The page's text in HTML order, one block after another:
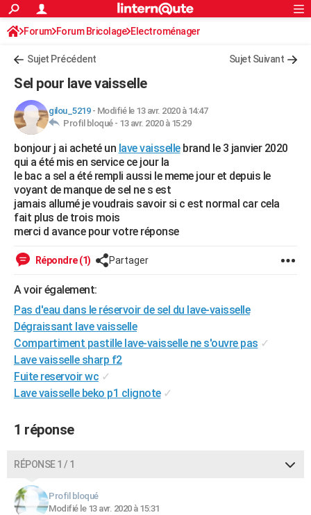
ACTUALITÉS
Politique
Société
Faits Divers
Education
Monde
Villes
+
FINANCE
Retraite
Impôts
Epargne
Immobilier
Risques naturels par ville
Banque
Assurance
Crédit
AUTO
Essais
Réserver un essai
Citadines
Berlines
SUV
Forum auto
+HIGH-TECH
Mobiles
Meilleur smartphone
Internet
Ordinateurs
Jeux vidéo
Guide high-tech
+BRICOLAGE
Forum
Aménagement intérieur
Extérieur
Cuisine
Salle de bains
Jardinage
Rangement
WEEK-END
Art de vivre
Bien-être
Loisirs
Mode
Modes de vie
Alimentation
Guide de la santé
Maladies
Médicaments
Sommeil
Destinations
City break
Voyage nature
Voyage de noces
Forum
Climat
+PHOTO
GUIDES D'ACHAT
BONS PLANS
Carte de Noël
Carte Bonne année
Carte Saint-Valentin
Carte Pâques
Carte d'anniversaire
DICTIONNAIRE
Dictionnaire
Biographies
Citations
Expressions
Proverbes
PROGRAMME TV
COPAINS D'AVANT
S'inscrire
Connexion
Forum Forum Bricolage Electroménager
Sujet Précédent Sujet Suivant
Sel pour lave vaisselle
gilou_5219- Modifié le 13 avr. 2020 à 14:47
Profil bloqué - 13 avr. 2020 à 15:29
bonjour j ai acheté un lave vaissellebrand le 3 janvier 2020
qui a été mis en service ce jour la
le bac a sel a été rempli aussi le meme jour et depuis le
voyant de manque de sel ne s est
jamais allumé je voudrais savoir si c est normal car cela
fait plus de trois mois
merci d avance pour votre réponse
Répondre (1) Partager
A voir également:
Pas d'eau dans le réservoir de sel du lave-vaisselle
Dégraissant lave vaisselle
Compartiment pastille lave-vaisselle ne s'ouvre pas ✓
Lave vaisselle sharp f2
Fuite reservoir wc ✓
Lave vaisselle beko p1 clignote ✓
1 réponse
RÉPONSE 1 / 1
Profil bloqué
Modifié le 13 avr. 2020 à 15:31